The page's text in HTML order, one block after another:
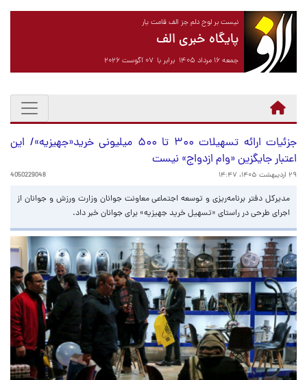
نیست بر لوح دلم جز الف قامت یار
پایگاه خبری الف
جمعه ۱۶ مرداد ۱۴۰۵ برابر با ۰۷ آگوست ۲۰۲۶
جزئیات ارائه تسهیلات ۳۰۰ تا ۵۰۰ میلیونی خرید«جهیزیه»/ این
اعتبار جایگزین «وام ازدواج» نیست
۲۹ اردیبهشت ۱۴۰۵، ۱۴:۴۷ 4050229048
مدیرکل دفتر برنامه‌ریزی و توسعه اجتماعی معاونت جوانان وزارت ورزش و جوانان از
اجرای طرحی در راستای «تسهیل خرید جهیزیه» برای جوانان خبر داد.